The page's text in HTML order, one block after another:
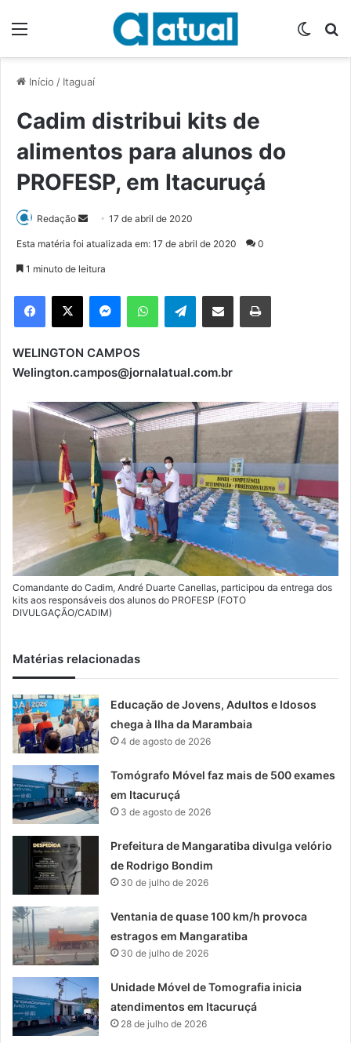
Início / Itaguaí
Cadim distribui kits de
alimentos para alunos do
PROFESP, em Itacuruçá
Redação
d
e
m
e
-
a
i
l
17 de abril de 2020
Esta matéria foi atualizada em: 17 de abril de 2020 0
1 minuto de leitura
Telegram
WELINGTON CAMPOS
Welington.campos@jornalatual.com.br
Comandante do Cadim, André Duarte Canellas, participou da entrega dos
kits aos responsáveis dos alunos do PROFESP (FOTO
DIVULGAÇÃO/CADIM)
Matérias relacionadas
Educação de Jovens, Adultos e Idosos
chega à Ilha da Marambaia
4 de agosto de 2026
Tomógrafo Móvel faz mais de 500 exames
em Itacuruçá
3 de agosto de 2026
Prefeitura de Mangaratiba divulga velório
de Rodrigo Bondim
30 de julho de 2026
Ventania de quase 100 km/h provoca
estragos em Mangaratiba
30 de julho de 2026
Unidade Móvel de Tomografia inicia
atendimentos em Itacuruçá
28 de julho de 2026